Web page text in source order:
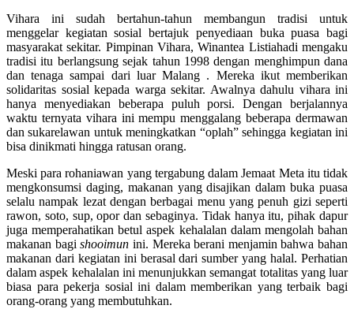
Vihara ini sudah bertahun-tahun membangun tradisi untuk
menggelar kegiatan sosial bertajuk penyediaan buka puasa bagi
masyarakat sekitar. Pimpinan Vihara, Winantea Listiahadi mengaku
tradisi itu berlangsung sejak tahun 1998 dengan menghimpun dana
dan tenaga sampai dari luar Malang . Mereka ikut memberikan
solidaritas sosial kepada warga sekitar. Awalnya dahulu vihara ini
hanya menyediakan beberapa puluh porsi. Dengan berjalannya
waktu ternyata vihara ini mempu menggalang beberapa dermawan
dan sukarelawan untuk meningkatkan “oplah” sehingga kegiatan ini
bisa dinikmati hingga ratusan orang.
Meski para rohaniawan yang tergabung dalam Jemaat Meta itu tidak
mengkonsumsi daging, makanan yang disajikan dalam buka puasa
selalu nampak lezat dengan berbagai menu yang penuh gizi seperti
rawon, soto, sup, opor dan sebaginya. Tidak hanya itu, pihak dapur
juga memperahatikan betul aspek kehalalan dalam mengolah bahan
makanan bagishooimun ini. Mereka berani menjamin bahwa bahan
makanan dari kegiatan ini berasal dari sumber yang halal. Perhatian
dalam aspek kehalalan ini menunjukkan semangat totalitas yang luar
biasa para pekerja sosial ini dalam memberikan yang terbaik bagi
orang-orang yang membutuhkan.